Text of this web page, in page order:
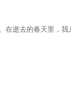
在逝去的春天里，